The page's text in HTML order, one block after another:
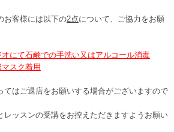
お客様には以下の2点について、ご協力をお願
にて石鹸での手洗い又はアルコール消毒
スク着用
てはご退店をお願いする場合がございますので
レッスンの受講をお控えただきますようお願い